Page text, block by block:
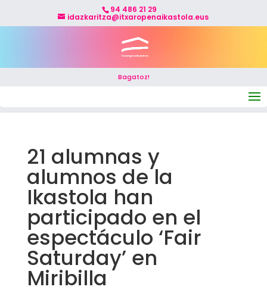
94 486 21 29
idazkaritza@itxaropenaikastola.eus
Bagatoz!
21 alumnas y
alumnos de la
Ikastola han
participado en el
espectáculo ‘Fair
Saturday’ en
Miribilla